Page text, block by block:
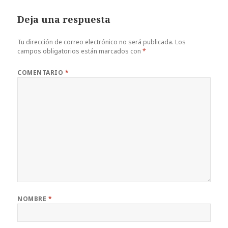
Deja una respuesta
Tu dirección de correo electrónico no será publicada. Los
campos obligatorios están marcados con*
COMENTARIO *
NOMBRE *